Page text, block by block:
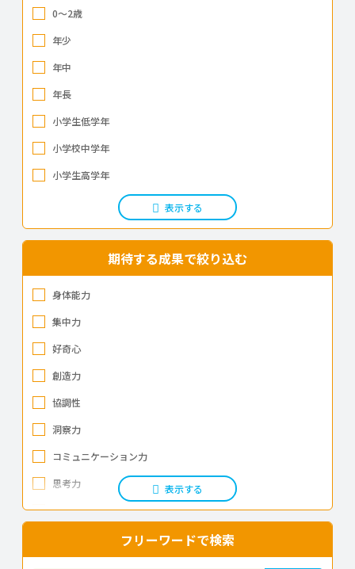
山梨県
長野県
岐阜県
三重県
京都府
兵庫県
奈良県
和歌山県
鳥取県
岡山県
広島県
山口県
表示する
0～2歳
年少
年中
年長
小学生低学年
小学校中学年
小学生高学年
期待する成果で絞り込む
表示する
身体能力
集中力
好奇心
創造力
協調性
洞察力
コミュニケーション力
思考力
表現力
フリーワードで検索